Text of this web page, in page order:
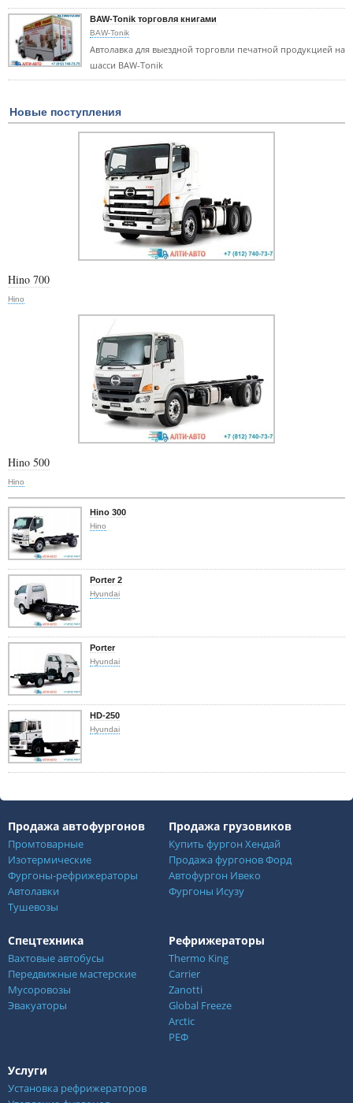
BAW-Tonik торговля книгами
BAW-Tonik
Автолавка для выездной торговли печатной продукцией на
шасси BAW-Tonik
Новые поступления
Hino 700
Hino
Hino 500
Hino
Hino 300
Hino
Porter 2
Hyundai
Porter
Hyundai
HD-250
Hyundai
Продажа автофургонов
Промтоварные
Изотермические
Фургоны-рефрижераторы
Автолавки
Тушевозы
Продажа грузовиков
Купить фургон Хендай
Продажа фургонов Форд
Автофургон Ивеко
Фургоны Исузу
Спецтехника
Вахтовые автобусы
Передвижные мастерские
Мусоровозы
Эвакуаторы
Рефрижераторы
Thermo King
Carrier
Zanotti
Global Freeze
Arctic
РЕФ
Услуги
Установка рефрижераторов